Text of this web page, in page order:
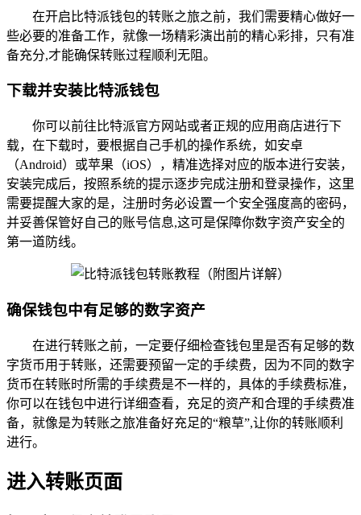
在开启比特派钱包的转账之旅之前，我们需要精心做好一
些必要的准备工作，就像一场精彩演出前的精心彩排，只有准
备充分,才能确保转账过程顺利无阻。
下载并安装比特派钱包
你可以前往比特派官方网站或者正规的应用商店进行下
载，在下载时，要根据自己手机的操作系统，如安卓
（Android）或苹果（iOS），精准选择对应的版本进行安装，
安装完成后，按照系统的提示逐步完成注册和登录操作，这里
需要提醒大家的是，注册时务必设置一个安全强度高的密码，
并妥善保管好自己的账号信息,这可是保障你数字资产安全的
第一道防线。
确保钱包中有足够的数字资产
在进行转账之前，一定要仔细检查钱包里是否有足够的数
字货币用于转账，还需要预留一定的手续费，因为不同的数字
货币在转账时所需的手续费是不一样的，具体的手续费标准，
你可以在钱包中进行详细查看，充足的资产和合理的手续费准
备，就像是为转账之旅准备好充足的“粮草”,让你的转账顺利
进行。
进入转账页面